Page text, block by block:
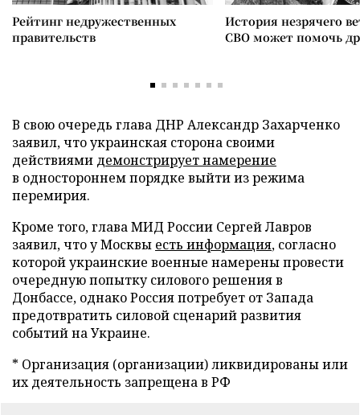
Рейтинг недружественных
правительств
История незрячего
СВО может помочь
В свою очередь глава ДНР Александр Захарченко
заявил, что украинская сторона своими
действиями демонстрирует намерение
в одностороннем порядке выйти из режима
перемирия.
Кроме того, глава МИД России Сергей Лавров
заявил, что у Москвы есть информация, согласно
которой украинские военные намерены провести
очередную попытку силового решения в
Донбассе, однако Россия потребует от Запада
предотвратить силовой сценарий развития
событий на Украине.
* Организация (организации) ликвидированы или
их деятельность запрещена в РФ